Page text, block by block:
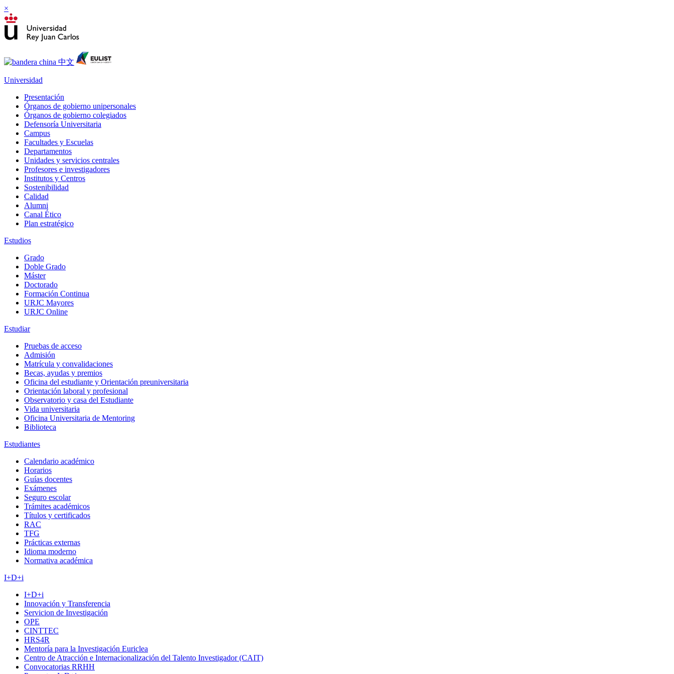
×
Universidad
Presentación
Órganos de gobierno unipersonales
Órganos de gobierno colegiados
Defensoría Universitaria
Campus
Facultades y Escuelas
Departamentos
Unidades y servicios centrales
Profesores e investigadores
Institutos y Centros
Sostenibilidad
Calidad
Alumni
Canal Ético
Plan estratégico
Estudios
Grado
Doble Grado
Máster
Doctorado
Formación Continua
URJC Mayores
URJC Online
Estudiar
Pruebas de acceso
Admisión
Matrícula y convalidaciones
Becas, ayudas y premios
Oficina del estudiante y Orientación preuniversitaria
Orientación laboral y profesional
Observatorio y casa del Estudiante
Vida universitaria
Oficina Universitaria de Mentoring
Biblioteca
Estudiantes
Calendario académico
Horarios
Guías docentes
Exámenes
Seguro escolar
Trámites académicos
Títulos y certificados
RAC
TFG
Prácticas externas
Idioma moderno
Normativa académica
I+D+i
I+D+i
Innovación y Transferencia
Servicion de Investigación
OPE
CINTTEC
HRS4R
Mentoría para la Investigación Euriclea
Centro de Atracción e Internacionalización del Talento Investigador (CAIT)
Convocatorias RRHH